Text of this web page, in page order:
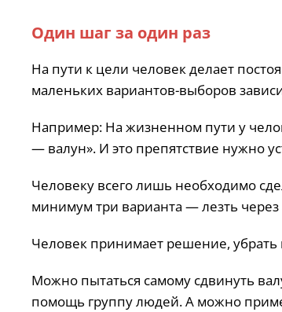
Один шаг за один раз
На пути к цели человек делает
маленьких вариантов-выборов
Например: На жизненном пути у
— валун». И это препятствие нужно
Человеку всего лишь необходимо
минимум три варианта — лезть через
Человек принимает решение, убрать
Можно пытаться самому сдвинуть
помощь группу людей. А можно